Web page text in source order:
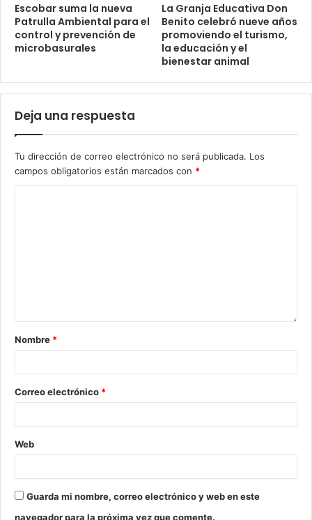
Escobar suma la nueva
Patrulla Ambiental para el
control y prevención de
microbasurales
La Granja Educativa Don
Benito celebró nueve años
promoviendo el turismo,
la educación y el
bienestar animal
Deja una respuesta
Tu dirección de correo electrónico no será publicada. Los
campos obligatorios están marcados con *
Nombre *
Correo electrónico *
Web
Guarda mi nombre, correo electrónico y web en este
navegador para la próxima vez que comente.